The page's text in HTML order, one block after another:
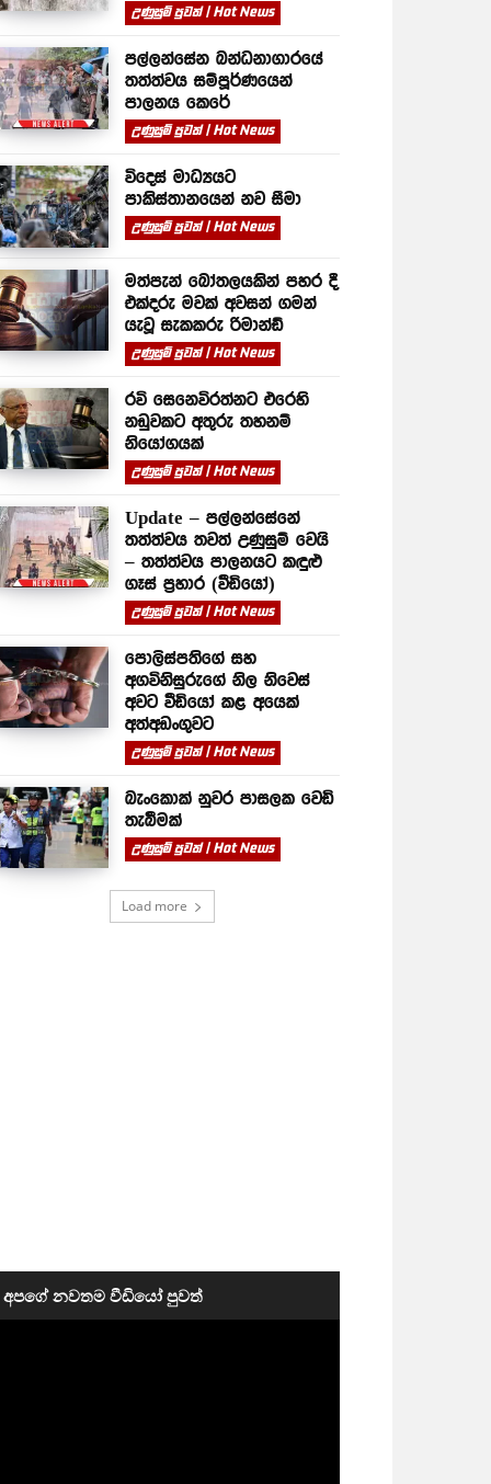
උණුසුම් පුවත් | Hot News
පල්ලන්සේන බන්ධනාගාරයේ
තත්ත්වය සම්පූර්ණයෙන්
පාලනය කෙරේ
උණුසුම් පුවත් | Hot News
විදෙස් මාධ්‍යයට
පාකිස්තානයෙන් නව සීමා
උණුසුම් පුවත් | Hot News
මත්පැන් බෝතලයකින් පහර දී
එක්දරු මවක් අවසන් ගමන්
යැවූ සැකකරු රිමාන්ඩ්
උණුසුම් පුවත් | Hot News
රවි සෙනෙවිරත්නට එරෙහි
නඩුවකට අතුරු තහනම්
නියෝගයක්
උණුසුම් පුවත් | Hot News
Update – පල්ලන්සේනේ
තත්ත්වය තවත් උණුසුම් වෙයි
– තත්ත්වය පාලනයට කඳුළු
ගෑස් ප්‍රහාර (වීඩියෝ)
උණුසුම් පුවත් | Hot News
පොලිස්පතිගේ සහ
අගවිනිසුරුගේ නිල නිවෙස්
අවට වීඩියෝ කළ අයෙක්
අත්අඩංගුවට
උණුසුම් පුවත් | Hot News
බැංකොක් නුවර පාසලක වෙඩි
තැබීමක්
උණුසුම් පුවත් | Hot News
Load more
අපගේ නවතම වීඩියෝ පුවත්